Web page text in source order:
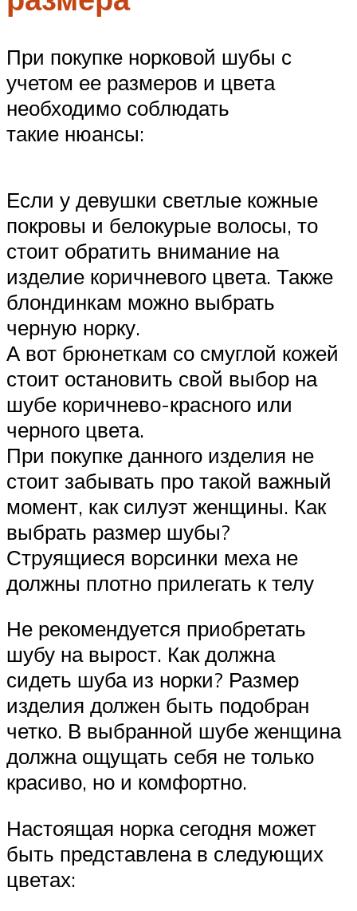
При покупке норковой шубы с
учетом ее размеров и цвета
необходимо соблюдать
такие нюансы:
Если у девушки светлые кожные
покровы и белокурые волосы, то
стоит обратить внимание на
изделие коричневого цвета. Также
блондинкам можно выбрать
черную норку.
А вот брюнеткам со смуглой кожей
стоит остановить свой выбор на
шубе коричнево-красного или
черного цвета.
При покупке данного изделия не
стоит забывать про такой важный
момент, как силуэт женщины. Как
выбрать размер шубы?
Струящиеся ворсинки меха не
должны плотно прилегать к телу
Не рекомендуется приобретать
шубу на вырост. Как должна
сидеть шуба из норки? Размер
изделия должен быть подобран
четко. В выбранной шубе женщина
должна ощущать себя не только
красиво, но и комфортно.
Настоящая норка сегодня может
быть представлена в следующих
цветах: